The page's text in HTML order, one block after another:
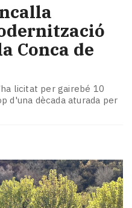
Conca de
licitat per gairebé 10
d'una dècada aturada per